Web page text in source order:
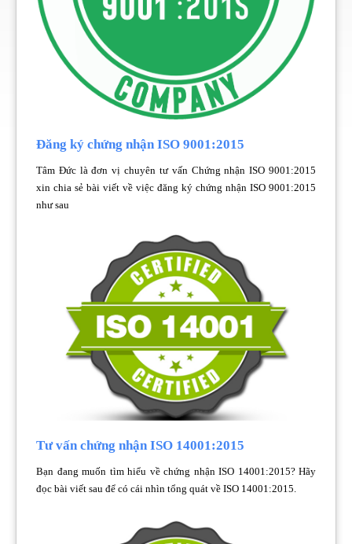
Đăng ký chứng nhận ISO 9001:2015
Tâm Đức là đơn vị chuyên tư vấn Chứng nhận ISO 9001:2015
xin chia sẻ bài viết về việc đăng ký chứng nhận ISO 9001:2015
như sau
Tư vấn chứng nhận ISO 14001:2015
Bạn đang muốn tìm hiểu về chứng nhận ISO 14001:2015? Hãy
đọc bài viết sau để có cái nhìn tổng quát về ISO 14001:2015.